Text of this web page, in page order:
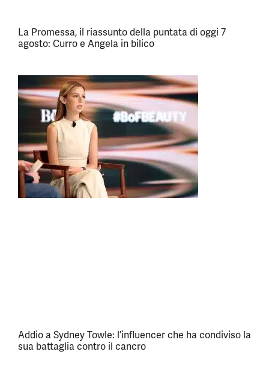
La Promessa, il riassunto della puntata di oggi 7
agosto: Curro e Angela in bilico
Addio a Sydney Towle: l’influencer che ha condiviso la
sua battaglia contro il cancro